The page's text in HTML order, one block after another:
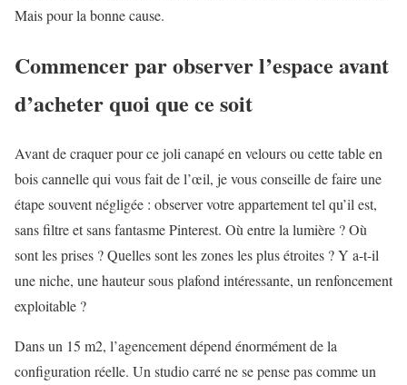
Mais pour la bonne cause.
Commencer par observer l’espace avant
d’acheter quoi que ce soit
Avant de craquer pour ce joli canapé en velours ou cette table en
bois cannelle qui vous fait de l’œil, je vous conseille de faire une
étape souvent négligée : observer votre appartement tel qu’il est,
sans filtre et sans fantasme Pinterest. Où entre la lumière ? Où
sont les prises ? Quelles sont les zones les plus étroites ? Y a-t-il
une niche, une hauteur sous plafond intéressante, un renfoncement
exploitable ?
Dans un 15 m2, l’agencement dépend énormément de la
configuration réelle. Un studio carré ne se pense pas comme un